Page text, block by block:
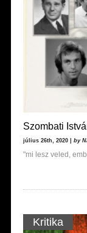
Szombati
július 26th, 2020 | by
"mi lesz veled,
Kritika